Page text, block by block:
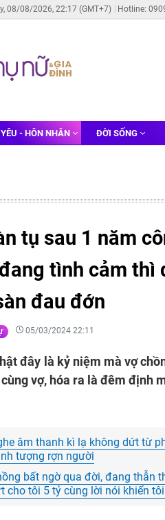
08/08/2026, 22:17 (GMT+7) Hotline:
YÊU - HÔN NHÂN ĐỜI SỐNG
tụ sau 1 năm
tình cảm thì
đau đớn
05/03/2024 22:11
đây là kỷ niệm mà vợ
vợ, hóa ra là đêm định
âm thanh kì lạ không dứt từ
tượng rợn người
bất ngờ qua đời, đang thẫn
cho tôi 5 tỷ cùng lời nói khiến